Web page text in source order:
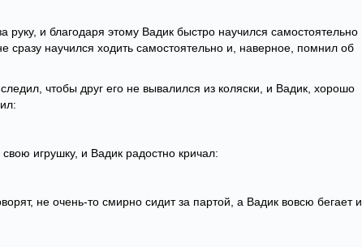
и благодаря этому Вадик быстро научился самостоятельно
научился ходить самостоятельно и, наверное, помнил об
чтобы друг его не вывалился из коляски, и Вадик, хорошо
игрушку, и Вадик радостно кричал:
не очень-то смирно сидит за партой, а Вадик вовсю бегает и